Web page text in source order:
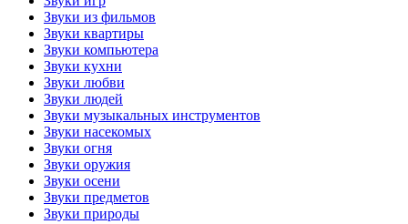
Звуки из фильмов
Звуки квартиры
Звуки компьютера
Звуки кухни
Звуки любви
Звуки людей
Звуки музыкальных инструментов
Звуки насекомых
Звуки огня
Звуки оружия
Звуки осени
Звуки предметов
Звуки природы